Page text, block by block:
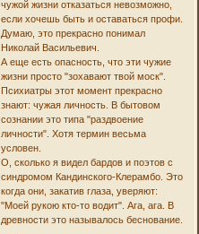
чужой жизни отказаться невозможно,
если хочешь быть и оставаться профи.
Думаю, это прекрасно понимал
Николай Васильевич.
А еще есть опасность, что эти чужие
жизни просто "зохавают твой моск".
Психиатры этот момент прекрасно
знают: чужая личность. В бытовом
сознании это типа "раздвоение
личности". Хотя термин весьма
условен.
О, сколько я видел бардов и поэтов с
синдромом Кандинского-Клерамбо. Это
когда они, закатив глаза, уверяют:
"Моей рукою кто-то водит". Ага, ага. В
древности это называлось беснование.